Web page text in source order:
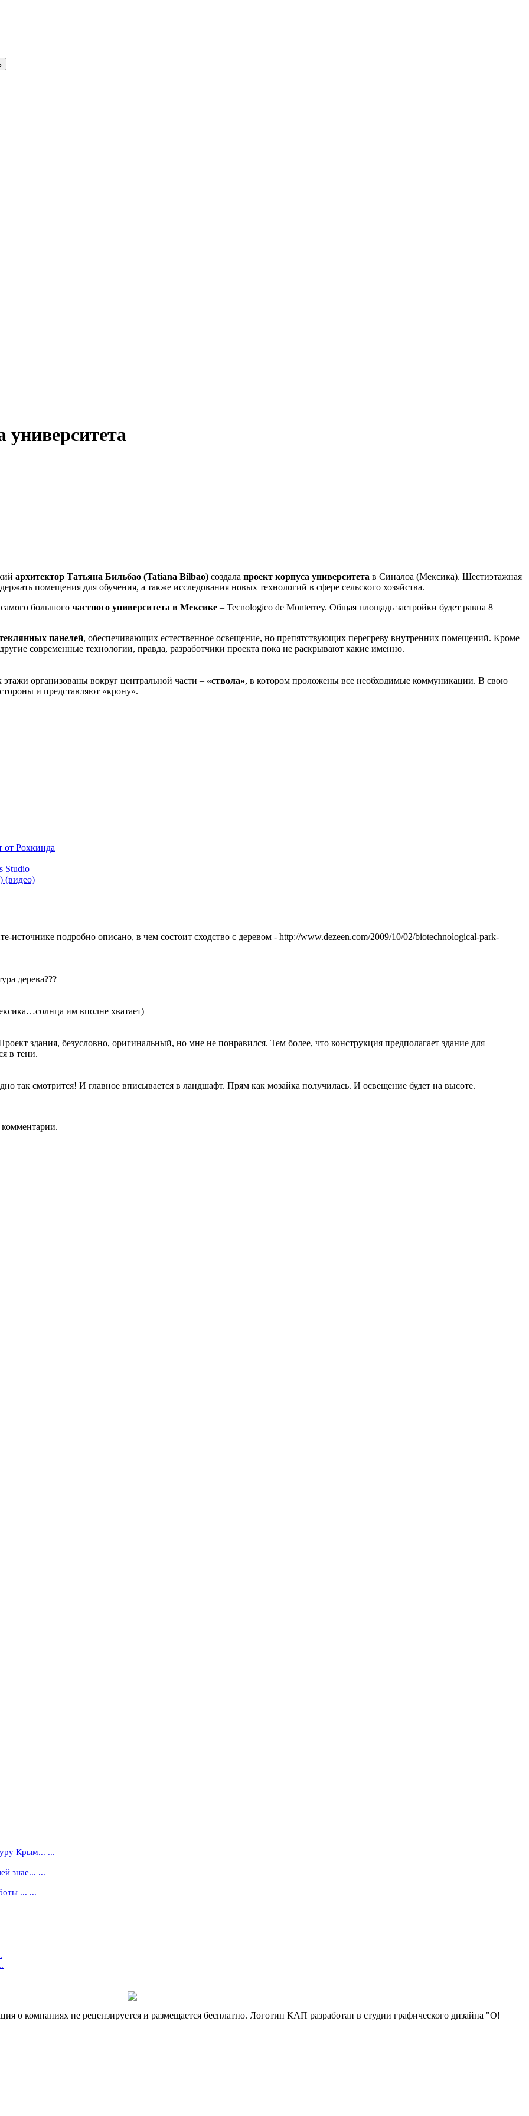
университета
архитектор Татьяна Бильбао (Tatiana Bilbao) создала проект корпуса университета в Синалоа (Мексика). Шестиэтажная
помещения для обучения, а также исследования новых технологий в сфере сельского хозяйства.
большого частного университета в Мексике – Tecnologico de Monterrey. Общая площадь застройки будет равна 8
панелей, обеспечивающих естественное освещение, но препятствующих перегреву внутренних помещений. Кроме
современные технологии, правда, разработчики проекта пока не раскрывают какие именно.
организованы вокруг центральной части – «ствола», в котором проложены все необходимые коммуникации. В свою
и представляют «крону».
от Рохкинда
Studio
(видео)
источнике подробно описано, в чем состоит сходство с деревом - http://www.dezeen.com/2009/10/02/biotechnological-park-
дерева???
им вполне хватает)
здания, безусловно, оригинальный, но мне не понравился. Тем более, что конструкция предполагает здание для
в тени.
так смотрится! И главное вписывается в ландшафт. Прям как мозайка получилась. И освещение будет на высоте.
комментарии.
Крым... ...
знае... ...
... ...
компаниях не рецензируется и размещается бесплатно. Логотип КАП разработан в студии графического дизайна "О!